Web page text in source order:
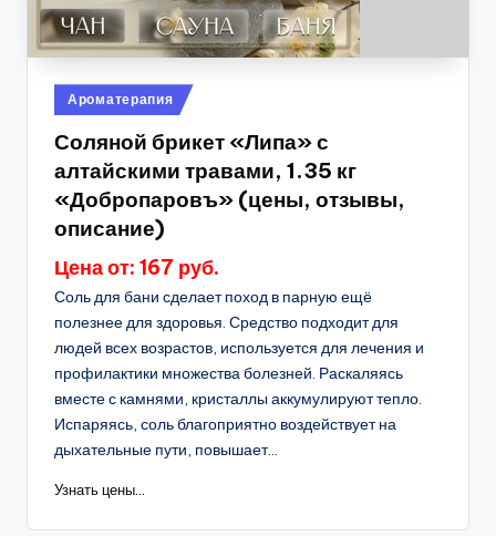
Опубликовано
в
Ароматерапия
Соляной брикет «Липа» с
алтайскими травами, 1.35 кг
«Добропаровъ» (цены, отзывы,
описание)
Цена от: 167 руб.
Соль для бани сделает поход в парную ещё
полезнее для здоровья. Средство подходит для
людей всех возрастов, используется для лечения и
профилактики множества болезней. Раскаляясь
вместе с камнями, кристаллы аккумулируют тепло.
Испаряясь, соль благоприятно воздействует на
дыхательные пути, повышает...
Узнать цены...